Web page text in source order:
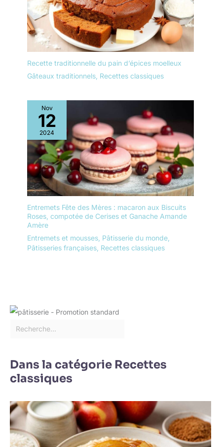
Recette traditionnelle du pain d’épices moelleux
Gâteaux traditionnels Recettes classiques
Nov
12
2024
Entremets Fête des Mères : macaron aux Biscuits
Roses, compotée de Cerises et Ganache Amande
Amère
Entremets et mousses Pâtisserie du monde
Pâtisseries françaises Recettes classiques
Dans la catégorie Recettes
classiques